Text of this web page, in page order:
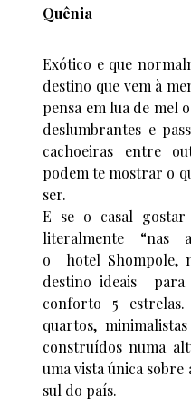
Quênia
Exótico e que
destino que vem à
pensa em lua de mel
deslumbrantes e
cachoeiras entre
podem te mostrar o
ser.
E se o casal
literalmente “nas
o hotel Shompole,
destino ideais para
conforto 5
quartos,
construídos numa
uma vista única sobre
sul do país.